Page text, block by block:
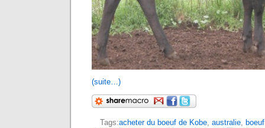
(suite…)
Tags:acheter du boeuf de Kobe, australie, boeuf